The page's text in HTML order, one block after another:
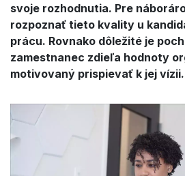
svoje rozhodnutia. Pre
rozpoznať tieto kvality u
prácu. Rovnako dôležité je
zamestnanec zdieľa hodnoty
motivovaný prispievať k jej vízii.